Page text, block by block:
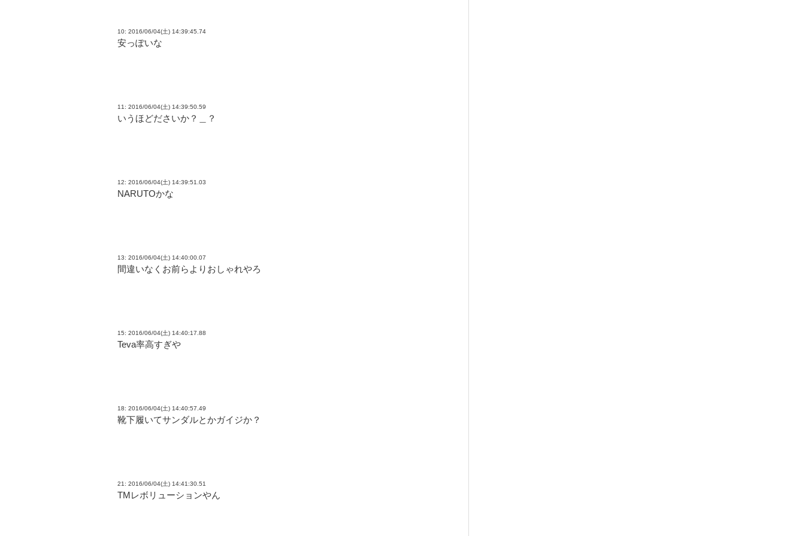
10: 2016/06/04(土) 14:39:45.74
安っぽいな
11: 2016/06/04(土) 14:39:50.59
いうほどださいか？＿？
12: 2016/06/04(土) 14:39:51.03
NARUTOかな
13: 2016/06/04(土) 14:40:00.07
間違いなくお前らよりおしゃれやろ
15: 2016/06/04(土) 14:40:17.88
Teva率高すぎや
18: 2016/06/04(土) 14:40:57.49
靴下履いてサンダルとかガイジか？
21: 2016/06/04(土) 14:41:30.51
TMレボリューションやん